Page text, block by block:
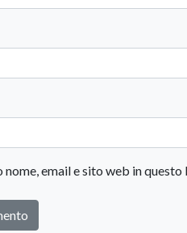
nome, email e sito web in